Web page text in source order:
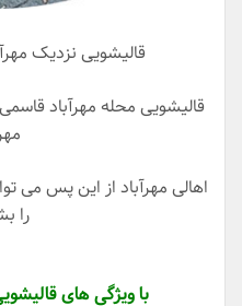
قالیشویی نزدیک
قالیشویی محله مهرآباد
اهالی مهرآباد از این پس
را
با ویژگی های